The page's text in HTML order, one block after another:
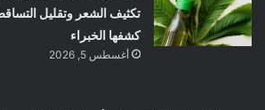
تكثيف الشعر وتقليل
كشفها الخبراء
أغسطس 5, 2026